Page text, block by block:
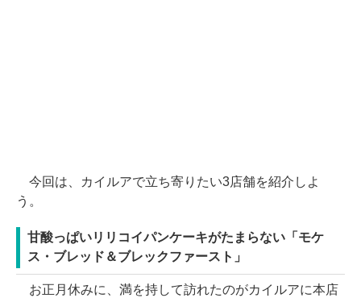
今回は、カイルアで立ち寄りたい3店舗を紹介しよ
う。
甘酸っぱいリリコイパンケーキがたまらない「モケ
ス・ブレッド＆ブレックファースト」
お正月休みに、満を持して訪れたのがカイルアに本店